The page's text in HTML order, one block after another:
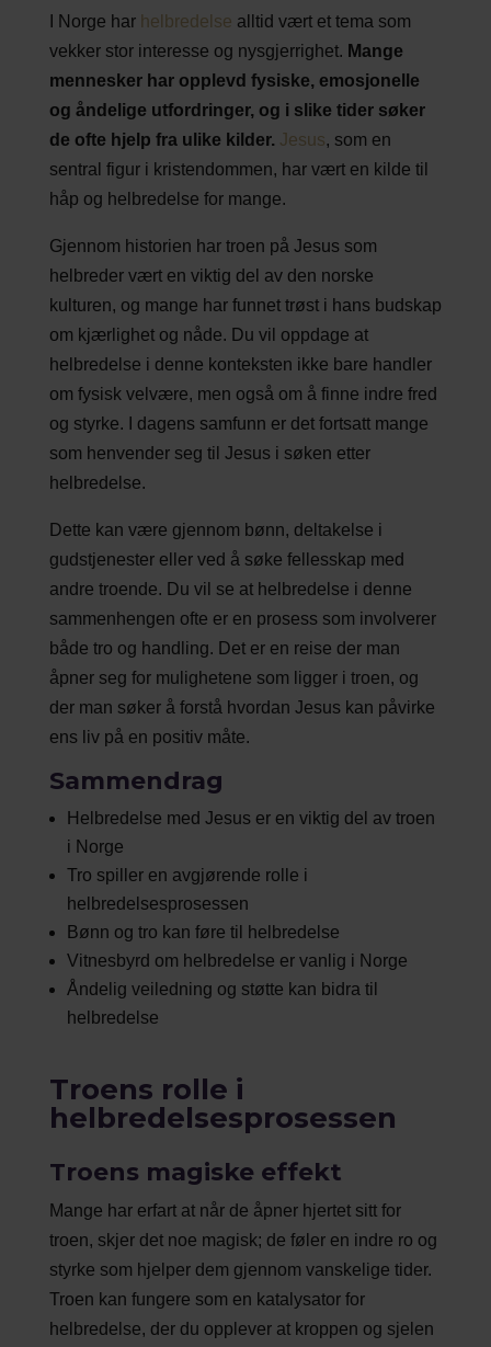
I Norge har helbredelse alltid vært et tema som
vekker stor interesse og nysgjerrighet. Mange
mennesker har opplevd fysiske, emosjonelle
og åndelige utfordringer, og i slike tider søker
de ofte hjelp fra ulike kilder. Jesus, som en
sentral figur i kristendommen, har vært en kilde til
håp og helbredelse for mange.
Gjennom historien har troen på Jesus som
helbreder vært en viktig del av den norske
kulturen, og mange har funnet trøst i hans budskap
om kjærlighet og nåde. Du vil oppdage at
helbredelse i denne konteksten ikke bare handler
om fysisk velvære, men også om å finne indre fred
og styrke. I dagens samfunn er det fortsatt mange
som henvender seg til Jesus i søken etter
helbredelse.
Dette kan være gjennom bønn, deltakelse i
gudstjenester eller ved å søke fellesskap med
andre troende. Du vil se at helbredelse i denne
sammenhengen ofte er en prosess som involverer
både tro og handling. Det er en reise der man
åpner seg for mulighetene som ligger i troen, og
der man søker å forstå hvordan Jesus kan påvirke
ens liv på en positiv måte.
Sammendrag
Helbredelse med Jesus er en viktig del av troen
i Norge
Tro spiller en avgjørende rolle i
helbredelsesprosessen
Bønn og tro kan føre til helbredelse
Vitnesbyrd om helbredelse er vanlig i Norge
Åndelig veiledning og støtte kan bidra til
helbredelse
Troens rolle i
helbredelsesprosessen
Troens magiske effekt
Mange har erfart at når de åpner hjertet sitt for
troen, skjer det noe magisk; de føler en indre ro og
styrke som hjelper dem gjennom vanskelige tider.
Troen kan fungere som en katalysator for
helbredelse, der du opplever at kroppen og sjelen